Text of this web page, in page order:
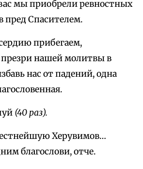
мы приобрели ревностных
пред Спасителем.
прибегаем,
презри нашей молитвы в
нас от падений, одна
(40 раз).
Херувимов…
благослови, отче.